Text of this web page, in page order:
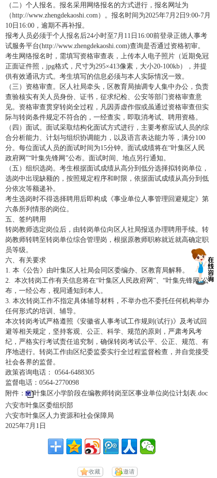
（二）个人报名。报名采用网络报名的方式进行，报名网址为
（http://www.zhengdekaoshi.com）。报名时间为2025年7月2日9:00-7月
10日16:00，逾期不再补报。
报考人员必须于个人报名后24小时至7月11日16:00前登录正德人事考
试服务平台(http://www.zhengdekaoshi.com)查询是否通过资格初审。
考生网络报名时，需填写资格审查表，上传本人电子照片（近期免冠
正面证件照，jpg格式，尺寸为295×413像素，大小20-100kb），并提
供有效通讯方式。考生填写的信息必须与本人实际情况一致。
（三）资格审查。区人社局牵头，区教育局抽调专人集中办公，负责
查验核实有关人员身份、证书，征求纪检、公安等部门资格审查意
见。资格审查贯穿转岗全过程，凡因弄虚作假或虽通过资格审查但实
际与转岗条件规定不符合的，一经查实，即取消考试、聘用资格。
（四）面试。面试采取结构化面试方式进行，主要考察应试人员的综
合分析能力、计划与组织协调能力，以及语言表达能力等，满分100
分。每位面试人员的面试时间为15分钟。面试成绩将在“叶集区人民
政府网”“叶集先锋网”公布。面试时间、地点另行通知。
（五）组织选岗。考生根据面试成绩从高分到低分选择拟转岗单位，
选岗中出现缺额的，按照规定程序和时限，依据面试成绩从高分到低
分依次等额递补。
考生选岗时不得选择聘用后即构成《事业单位人事管理回避规定》第
六条所列情形的岗位。
五、签约聘用
转岗教师选定岗位后，由转岗单位向区人社局报送办理聘用手续。转
岗教师转聘至转岗单位综合管理岗，根据原教师职称就近就高确定职
员等级。
六、有关要求
1. 本《公告》由叶集区人社局会同区委编办、区教育局解释。
2. 本次转岗工作有关信息将在“叶集区人民政府网”、“叶集先锋网”公
布，一经公布，视同通知到本人。
3. 本次转岗工作不指定具体辅导材料，不举办也不委托任何机构举办
任何形式的培训、辅导。
本次转岗考试严格遵照《安徽省人事考试工作规则(试行)》及考试回
避等相关规定，坚持客观、公正、科学、规范的原则，严肃考风考
纪，严格实行考试责任追究制，确保转岗考试公平、公正、规范、有
序地进行。转岗工作由区纪委监委实行全过程监督检查，并自觉接受
社会各界的监督。
政策咨询电话： 0564-6488305
监督电话：0564-2770098
附件：
叶集区小学阶段在编教师转岗至区事业单位岗位计划表.doc
六安市叶集区委组织部
六安市叶集区人力资源和社会保障局
2025年7月1日
收藏 邀请